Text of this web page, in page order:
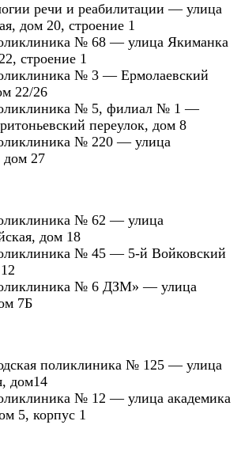
речи и реабилитации — улица
дом 20, строение 1
№ 68 — улица Якиманка
строение 1
№ 3 — Ермолаевский
22/26
№ 5, филиал № 1 —
переулок, дом 8
№ 220 — улица
дом 27
№ 62 — улица
дом 18
№ 45 — 5-й Войковский
№ 6 ДЗМ» — улица
7Б
поликлиника № 125 — улица
дом14
№ 12 — улица академика
5, корпус 1